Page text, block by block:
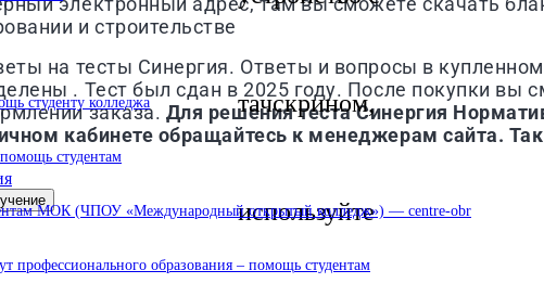
тачскрином,
используйте
студенту колледжа
студентам
МОК (ЧПОУ «Международный открытый колледж») — centre-obr
профессионального образования – помощь студентам
и строительстве
на тесты Синергия. Ответы и вопросы в
. Тест был сдан в 2025 году. После покупки вы
заказа. Для решения тестаСинергия
кабинете обращайтесь к менеджерам сайта.